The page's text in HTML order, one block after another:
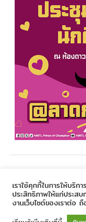
Copyright © 2020
เราใช้คุกกี้ในการให้บริ
ประสิทธิภาพให้แก่ประ
งานเว็บไซต์ของเราต่อ